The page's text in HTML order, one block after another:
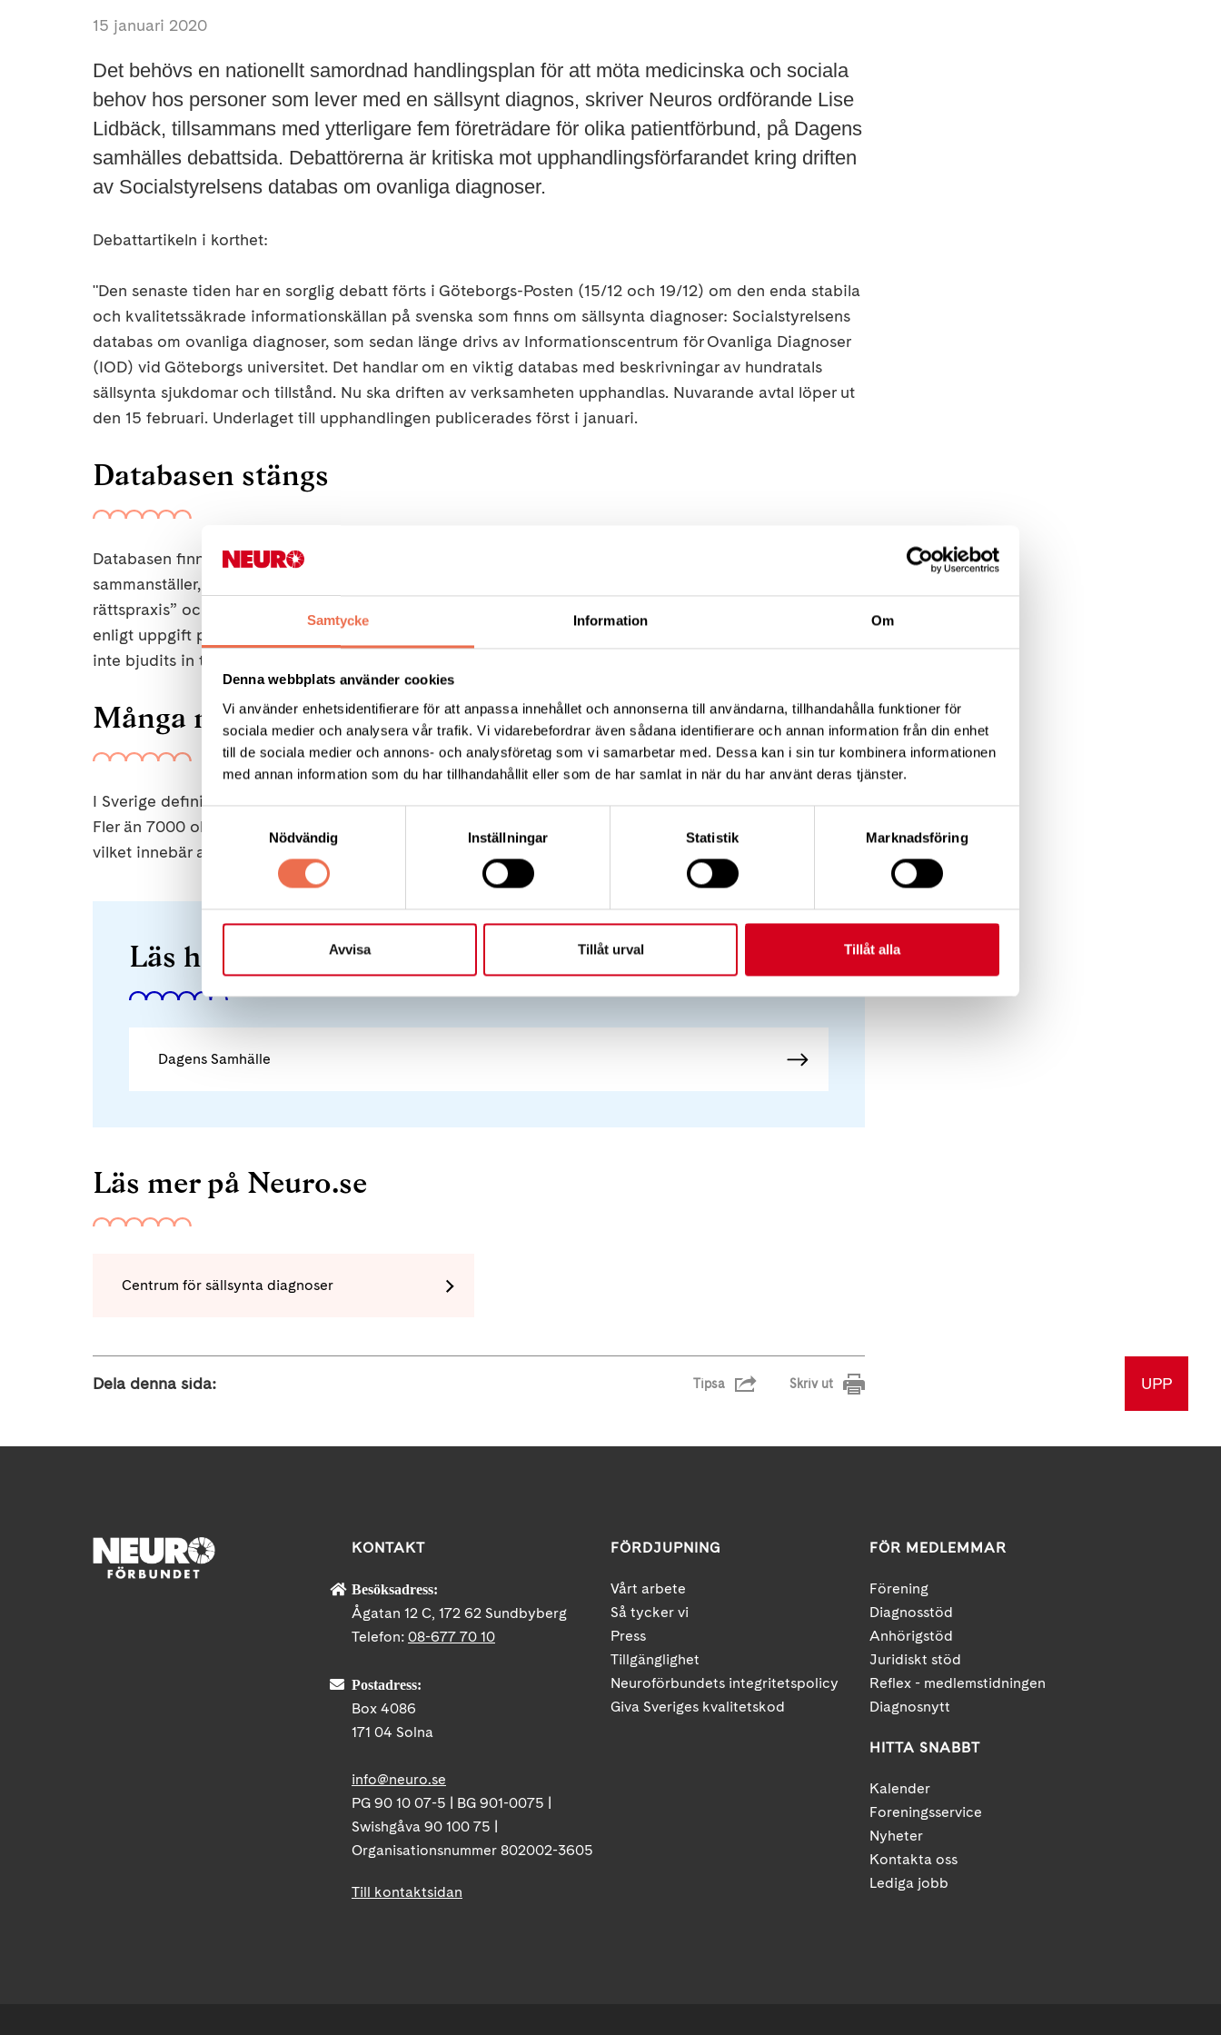
Samtycke Information Om
Denna webbplats använder cookies
Vi använder enhetsidentifierare för att anpassa innehållet och annonserna till användarna, tillhandahålla funktioner för
sociala medier och analysera vår trafik. Vi vidarebefordrar även sådana identifierare och annan information från din enhet
till de sociala medier och annons- och analysföretag som vi samarbetar med. Dessa kan i sin tur kombinera informationen
med annan information som du har tillhandahållit eller som de har samlat in när du har använt deras tjänster.
Nödvändig
Inställningar Statistik Marknadsföring
Avvisa Tillåt urval Tillåt alla
15 januari 2020
Det behövs en nationellt samordnad handlingsplan för att möta medicinska och sociala
behov hos personer som lever med en sällsynt diagnos, skriver Neuros ordförande Lise
Lidbäck, tillsammans med ytterligare fem företrädare för olika patientförbund, på Dagens
samhälles debattsida. Debattörerna är kritiska mot upphandlingsförfarandet kring driften
av Socialstyrelsens databas om ovanliga diagnoser.
Debattartikeln i korthet:
"Den senaste tiden har en sorglig debatt förts i Göteborgs-Posten (15/12 och 19/12) om den enda stabila
och kvalitetssäkrade informationskällan på svenska som finns om sällsynta diagnoser: Socialstyrelsens
databas om ovanliga diagnoser, som sedan länge drivs av Informationscentrum för Ovanliga Diagnoser
(IOD) vid Göteborgs universitet. Det handlar om en viktig databas med beskrivningar av hundratals
sällsynta sjukdomar och tillstånd. Nu ska driften av verksamheten upphandlas. Nuvarande avtal löper ut
den 15 februari. Underlaget till upphandlingen publicerades först i januari.
Databasen stängs
Databasen finns kvar, men stängs ned i nuvarande form under upphandlingstiden. Verksamheten som
sammanställer, utvecklar och uppdaterar texterna avvecklas. Socialstyrelsen hävdar att de agerar ”enligt
rättspraxis” och understryker samtidigt att man värnar om att verksamheten fortsätter. Det ska också
enligt uppgift pågå en dialog mellan berörda parter, men den dialogen har våra patientorganisationer
inte bjudits in till."
Många neurologiska diagnoser
I Sverige definieras en diagnos som sällsynt om färre än 100 personer per en miljon invånare har den.
Fler än 7000 olika sällsynta diagnoser har upptäckts hittills (däribland många neurologiska diagnoser),
vilket innebär att många tusen svenskar drabbas och berörs.
Läs hela debattartikeln
Dagens Samhälle
Läs mer på Neuro.se
Centrum för sällsynta diagnoser
Dela denna sida: Tipsa Skriv ut UPP
KONTAKT
Besöksadress:
Ågatan 12 C, 172 62 Sundbyberg
Telefon: 08-677 70 10
Postadress:
Box 4086
171 04 Solna
info@neuro.se
PG 90 10 07-5 | BG 901-0075 |
Swishgåva 90 100 75 |
Organisationsnummer 802002-3605
Till kontaktsidan
FÖRDJUPNING
Vårt arbete
Så tycker vi
Press
Tillgänglighet
Neuroförbundets integritetspolicy
Giva Sveriges kvalitetskod
FÖR MEDLEMMAR
Förening
Diagnosstöd
Anhörigstöd
Juridiskt stöd
Reflex - medlemstidningen
Diagnosnytt
HITTA SNABBT
Kalender
Foreningsservice
Nyheter
Kontakta oss
Lediga jobb